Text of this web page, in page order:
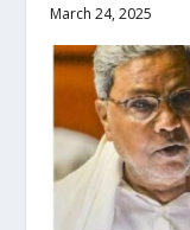
March 24, 2025